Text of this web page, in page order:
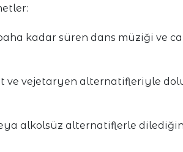
kadar süren dans müziği ve
ve vejetaryen alternatifleriyle
alkolsüz alternatiflerle